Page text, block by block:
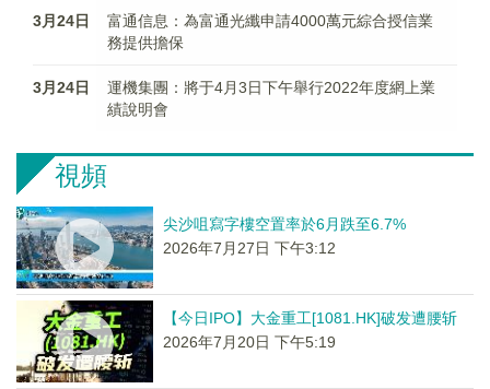
3月24日
富通信息：為富通光纖申請4000萬元綜合授信業
務提供擔保
3月24日
運機集團：將于4月3日下午舉行2022年度網上業
績說明會
視頻
尖沙咀寫字樓空置率於6月跌至6.7%
2026年7月27日 下午3:12
【今日IPO】大金重工[1081.HK]破发遭腰斩
2026年7月20日 下午5:19